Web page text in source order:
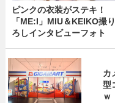
ピンクの衣装がステキ！
「ME:I」MIU＆KEIKO撮
ろしインタビューフォト
カ
型
ｗ